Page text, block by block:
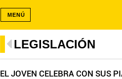
MENÚ
LEGISLACIÓN
EL JOVEN CELEBRA CON SUS